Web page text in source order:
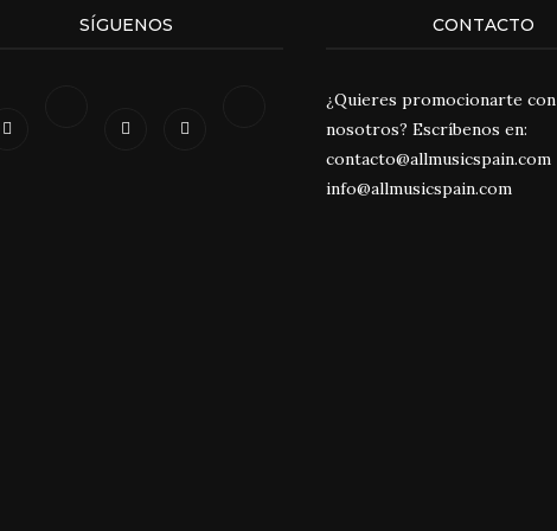
SÍGUENOS CONTACTO
¿Quieres promocionarte con
nosotros? Escríbenos en:
contacto@allmusicspain.com
info@allmusicspain.com